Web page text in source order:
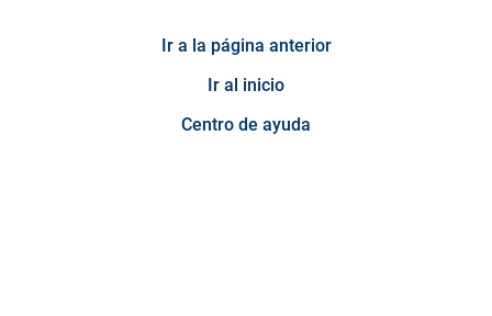
Ir a la página anterior
Ir al inicio
Centro de ayuda